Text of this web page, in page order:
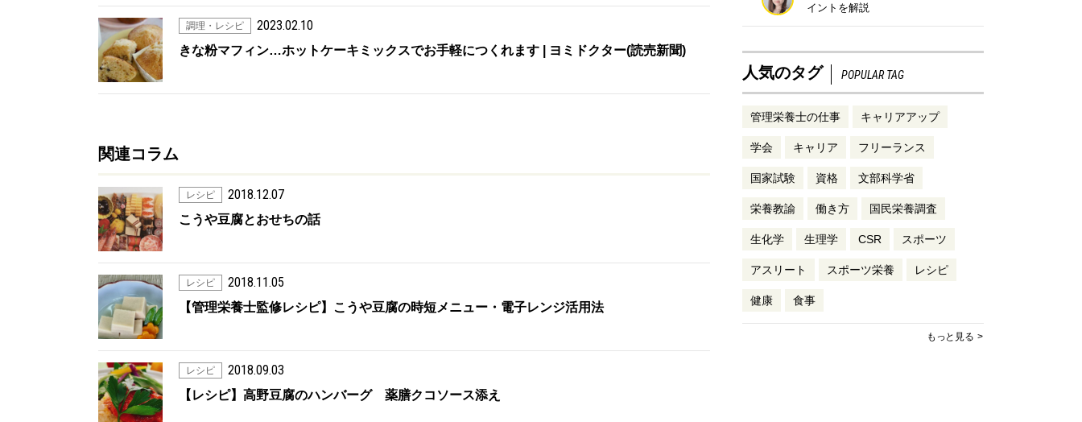
調理・レシピ 2023.02.10
きな粉マフィン…ホットケーキミックスでお手軽につくれます | ヨミドクター(読売新聞)
関連コラム
レシピ 2018.12.07
こうや豆腐とおせちの話
レシピ 2018.11.05
【管理栄養士監修レシピ】こうや豆腐の時短メニュー・電子レンジ活用法
レシピ 2018.09.03
【レシピ】高野豆腐のハンバーグ 薬膳クコソース添え
イントを解説
人気のタグ POPULAR TAG
管理栄養士の仕事 キャリアアップ
学会 キャリア フリーランス
国家試験 資格 文部科学省
栄養教諭 働き方 国民栄養調査
生化学 生理学 CSR スポーツ
アスリート スポーツ栄養 レシピ
健康 食事
もっと見る